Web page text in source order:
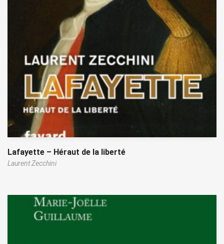
Lafayette – Héraut de la liberté
Laurent Zecchini